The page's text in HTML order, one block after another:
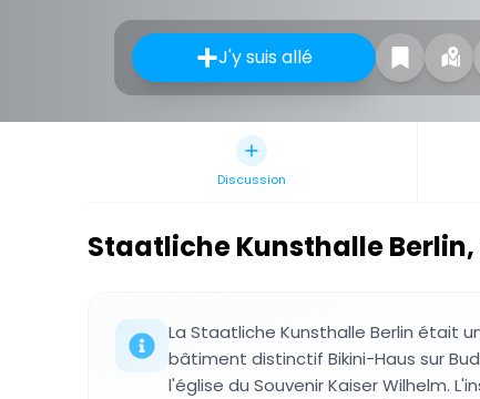
J'y suis allé
Discussion
Staatliche Kunsthalle Berlin,
La Staatliche Kunsthalle Berlin était
bâtiment distinctif Bikini-Haus sur
l'église du Souvenir Kaiser Wilhelm.